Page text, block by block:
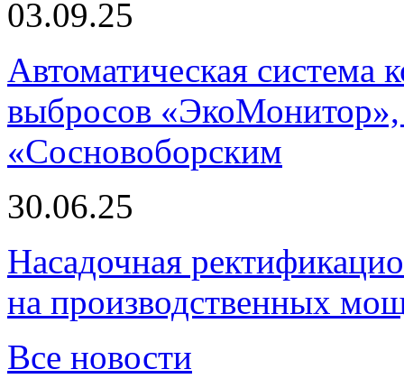
03.09.25
Автоматическая
выбросов «ЭкоМонитор»,
«Сосновоборским
30.06.25
Насадочная
на производственных
Все новости